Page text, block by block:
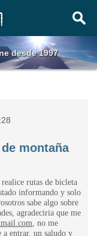
desde 1997
montaña
rutas de bicleta
informando y solo
sabe algo sobre
agradeciria que me
, no me
a entrar, un saludo y